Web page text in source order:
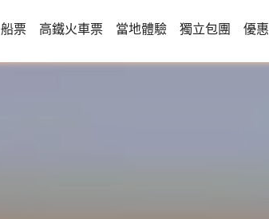
船票 高鐵火車票 當地體驗 獨立包團 優惠